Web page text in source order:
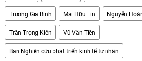
Trương Gia Bình Mai Hữu Tín Nguyễn
Trần Trọng Kiên Vũ Văn Tiền
Ban Nghiên cứu phát triển kinh tế tư nhân